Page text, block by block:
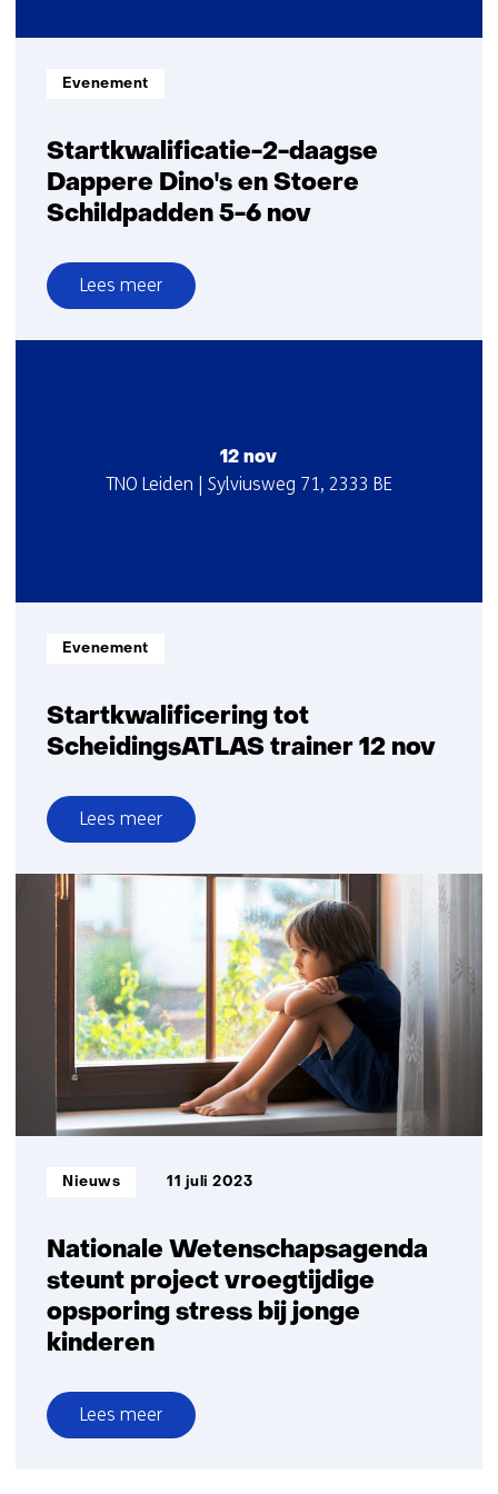
Startkwalificatie-2-daagse
Dappere Dino's en Stoere
Schildpadden 5-6 nov
Informatietype:
Evenement
Lees meer
over
Startkwalificatie-
Stoere
nov
Startkwalificering tot
ScheidingsATLAS trainer 12 nov
Informatietype:
Evenement
Lees meer
over
Startkwalificering
ScheidingsATLAS
trainer
12
nov
Startdatum
12 nov
TNO Leiden | Sylviusweg 71, 2333 BE
Nationale Wetenschapsagenda
steunt project vroegtijdige
opsporing stress bij jonge
kinderen
Informatietype:
Nieuws 11 juli 2023
Lees meer
over